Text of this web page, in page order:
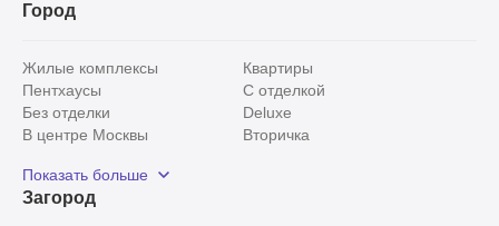
Город
Жилые комплексы
Квартиры
Пентхаусы
С отделкой
Без отделки
Deluxe
В центре Москвы
Вторичка
Рядом с парком
С панорамными окнами
Показать больше
Загород